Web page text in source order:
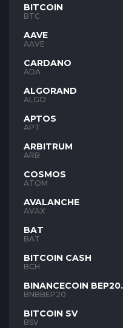
BITCOIN
BTC
AAVE
AAVE
CARDANO
ADA
ALGORAND
ALGO
APTOS
APT
ARBITRUM
ARB
COSMOS
ATOM
AVALANCHE
AVAX
BAT
BAT
BITCOIN CASH
BCH
BINANCECOIN BEP20
BNB
BNBBEP20
BITCOIN SV
BSV